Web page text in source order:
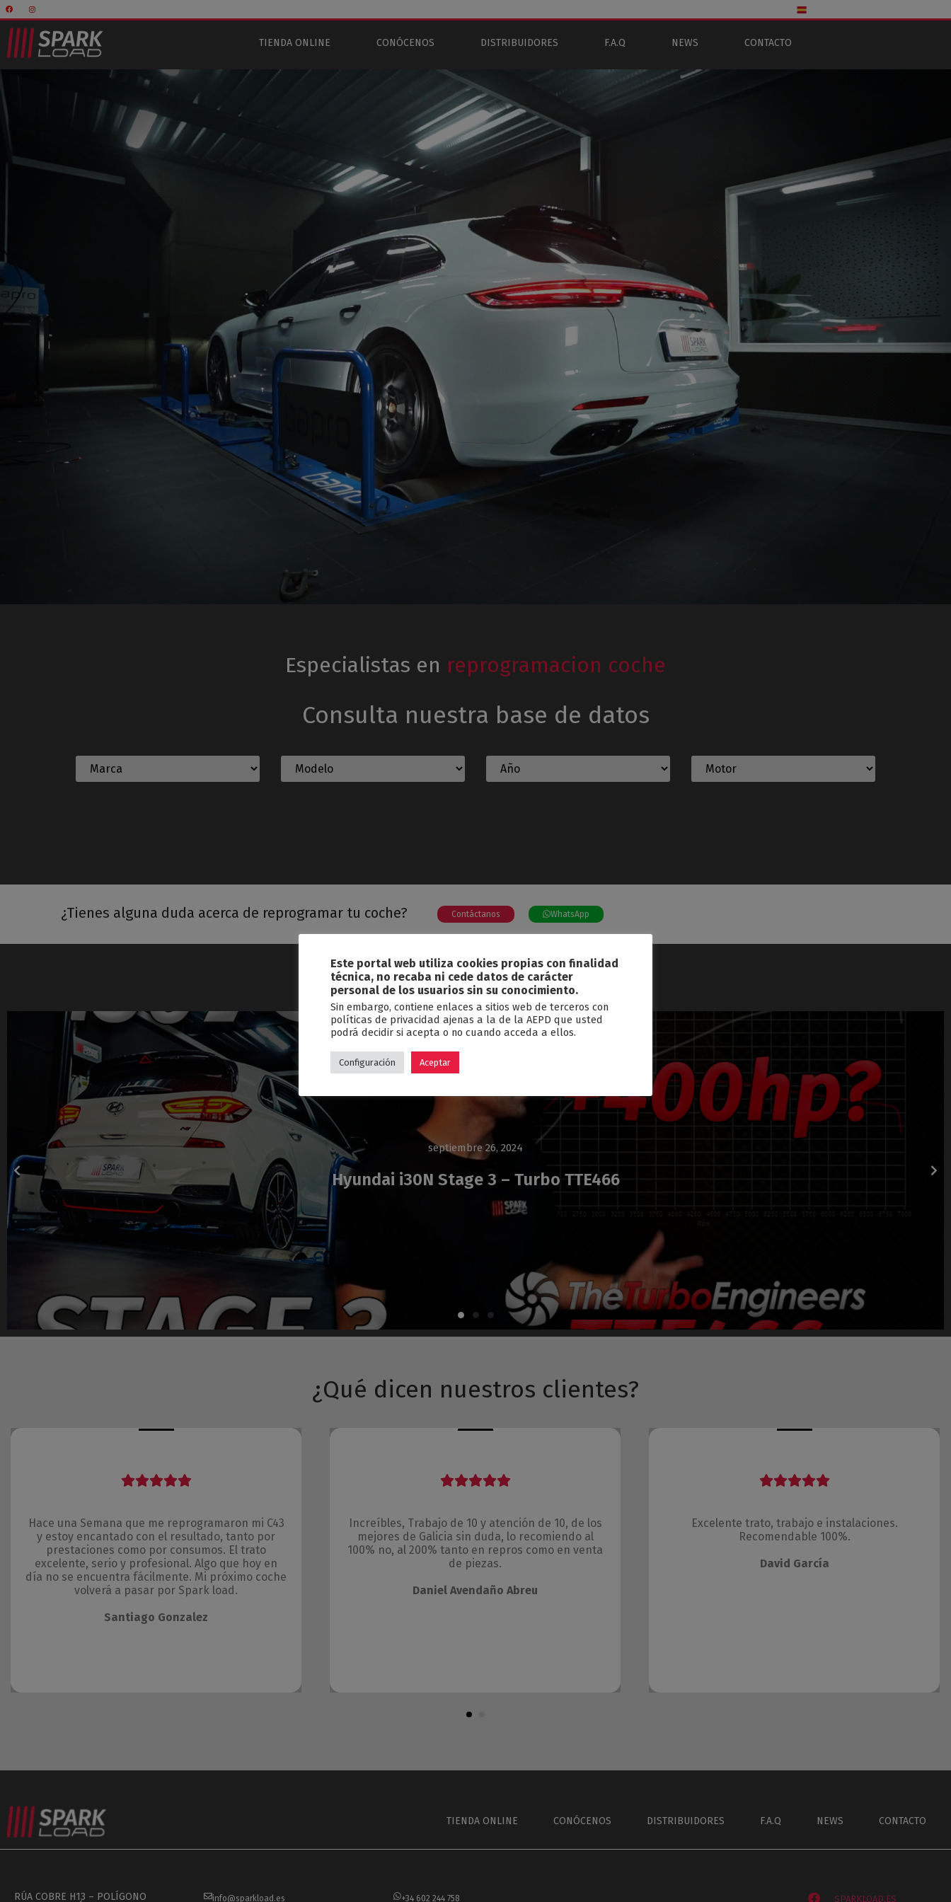
TIENDA ONLINE CONÓCENOS DISTRIBUIDORES F.A.Q NEWS CONTACTO
Especialistas en reprogramacion coche
Consulta nuestra base de datos
¿Tienes alguna duda acerca de reprogramar tu coche? Contáctanos WhatsApp
Blog
septiembre 26, 2024
Hyundai i30N Stage 3 – Turbo TTE466
¿Qué dicen nuestros clientes?
Hace una Semana que me reprogramaron mi C43
y estoy encantado con el resultado, tanto por
prestaciones como por consumos. El trato
excelente, serio y profesional. Algo que hoy en
día no se encuentra fácilmente. Mi próximo coche
volverá a pasar por Spark load.
Santiago Gonzalez
Increíbles, Trabajo de 10 y atención de 10, de los
mejores de Galicia sin duda, lo recomiendo al
100% no, al 200% tanto en repros como en venta
de piezas.
Daniel Avendaño Abreu
Excelente trato, trabajo e instalaciones.
Recomendable 100%.
David García
TIENDA ONLINE CONÓCENOS DISTRIBUIDORES F.A.Q NEWS CONTACTO
RÚA COBRE H13 – POLÍGONO
info@sparkload.es +34 602 244 758 SPARKLOAD.ES
Este portal web utiliza cookies propias con finalidad
técnica, no recaba ni cede datos de carácter
personal de los usuarios sin su conocimiento.
Sin embargo, contiene enlaces a sitios web de terceros con
políticas de privacidad ajenas a la de la AEPD que usted
podrá decidir si acepta o no cuando acceda a ellos.
Configuración Aceptar